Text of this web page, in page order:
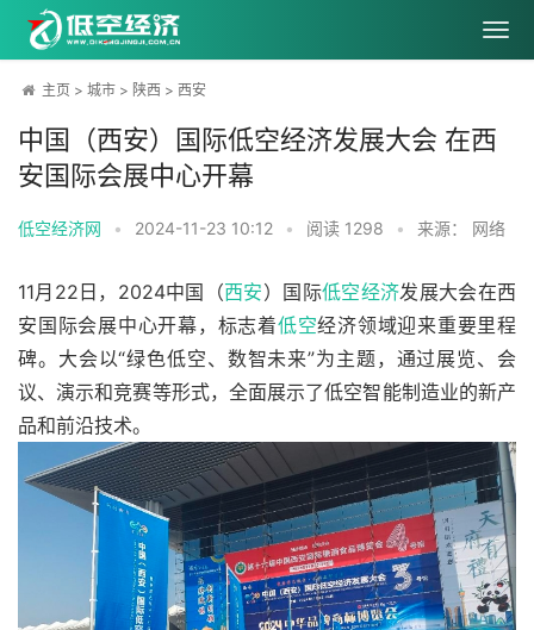
主页 > 城市 > 陕西 > 西安
中国（西安）国际低空经济发展大会 在西
安国际会展中心开幕
低空经济网 • 2024-11-23 10:12 • 阅读 1298 • 来源： 网络
11月22日，2024中国（西安）国际低空经济发展大会在西
安国际会展中心开幕，标志着低空经济领域迎来重要里程
碑。大会以“绿色低空、数智未来”为主题，通过展览、会
议、演示和竞赛等形式，全面展示了低空智能制造业的新产
品和前沿技术。